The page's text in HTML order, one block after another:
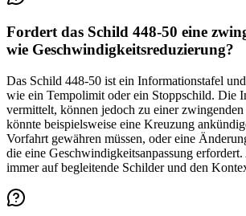
Fordert das Schild 448-50 eine
wie Geschwindigkeitsreduzierung?
Das Schild 448-50 ist ein Informationstafel
wie ein Tempolimit oder ein Stoppschild. Die
vermittelt, können jedoch zu einer
könnte beispielsweise eine Kreuzung
Vorfahrt gewähren müssen, oder eine
die eine Geschwindigkeitsanpassung
immer auf begleitende Schilder und den